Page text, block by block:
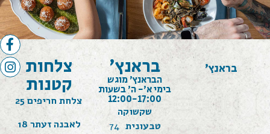
בראנץ׳ בראנץ׳
הבראנץ׳ מוגש
בימי א׳- ה׳ בשעות
12:00-17:00
שקשוקה
טבעונית 74
צלחות
קטנות
צלחת חריפים 25
לאבנה זעתר 18